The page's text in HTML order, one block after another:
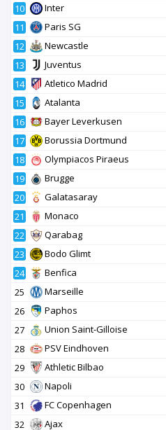
10
Inter
11
Paris SG
12
Newcastle
13
Juventus
14
Atletico Madrid
15
Atalanta
16
Bayer Leverkusen
17
Borussia Dortmund
18
Olympiacos Piraeus
19
Brugge
20
Galatasaray
21
Monaco
22
Qarabag
23
Bodo Glimt
24
Benfica
25
Marseille
26
Paphos
27
Union Saint-Gilloise
28
PSV Eindhoven
29
Athletic Bilbao
30
Napoli
31
FC Copenhagen
32
Ajax